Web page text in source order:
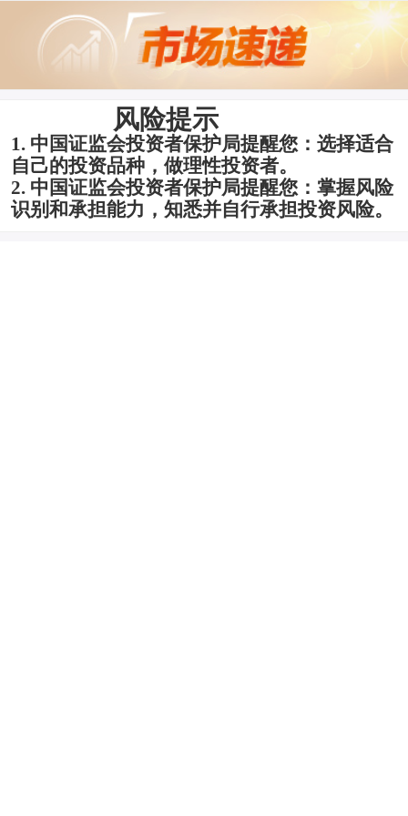
风险提示
1. 中国证监会投资者保护局提醒您：选择适合
自己的投资品种，做理性投资者。
2. 中国证监会投资者保护局提醒您：掌握风险
识别和承担能力，知悉并自行承担投资风险。